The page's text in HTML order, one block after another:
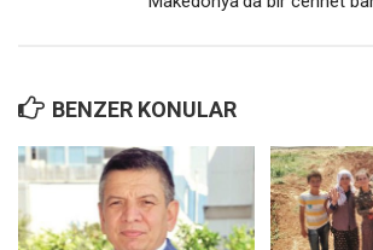
BENZER KONULAR